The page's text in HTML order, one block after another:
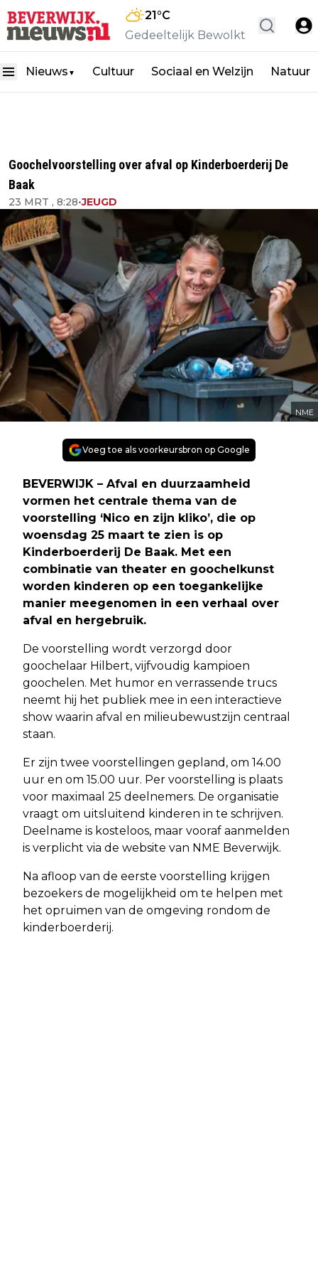
21°C
Gedeeltelijk Bewolkt
Nieuws ▼ Cultuur Sociaal en Welzijn Natuur
Goochelvoorstelling over afval op Kinderboerderij De
Baak
23 MRT , 8:28•JEUGD
NME
Voeg toe als voorkeursbron op Google
BEVERWIJK – Afval en duurzaamheid
vormen het centrale thema van de
voorstelling ‘Nico en zijn kliko’, die op
woensdag 25 maart te zien is op
Kinderboerderij De Baak. Met een
combinatie van theater en goochelkunst
worden kinderen op een toegankelijke
manier meegenomen in een verhaal over
afval en hergebruik.
De voorstelling wordt verzorgd door
goochelaar Hilbert, vijfvoudig kampioen
goochelen. Met humor en verrassende trucs
neemt hij het publiek mee in een interactieve
show waarin afval en milieubewustzijn centraal
staan.
Er zijn twee voorstellingen gepland, om 14.00
uur en om 15.00 uur. Per voorstelling is plaats
voor maximaal 25 deelnemers. De organisatie
vraagt om uitsluitend kinderen in te schrijven.
Deelname is kosteloos, maar vooraf aanmelden
is verplicht via de website van NME Beverwijk.
Na afloop van de eerste voorstelling krijgen
bezoekers de mogelijkheid om te helpen met
het opruimen van de omgeving rondom de
kinderboerderij.